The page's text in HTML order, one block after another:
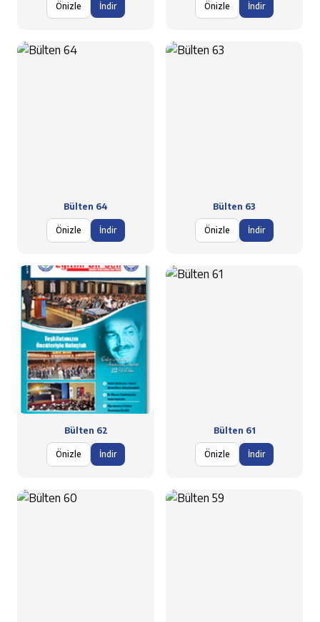
Önizle İndir Önizle İndir
Bülten 64
Önizle İndir
Bülten 63
Önizle İndir
Bülten 62
Önizle İndir
Bülten 61
Önizle İndir